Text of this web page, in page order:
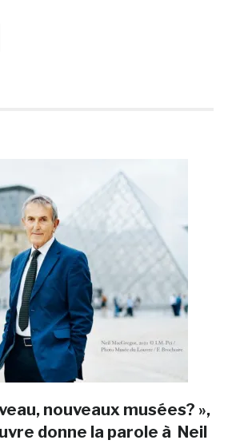
nouveaux musées? »,
donne la parole à Neil